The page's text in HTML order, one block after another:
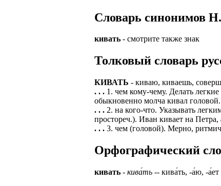
ПРОЦЕСС
Также
А также
упаковщик,
# работа за
# работа за
ЗАДАЧИ
картами
установке
Опыт не
В таких
Открытие,
Cловарь синонимов
кивать - смотрите также знак
Толковый словарь
КИВАТЬ - киваю, киваешь,
. . . 1. чем кому-чему. Делать
обыкновенно молча кивал
. . . 2. на кого-что. Указывать
простореч.). Иван кивает на
. . . 3. чем (головой). Мерно,
Орфографический
кивать - кива́ть -- кива́ть, -а́ю, -а́ет